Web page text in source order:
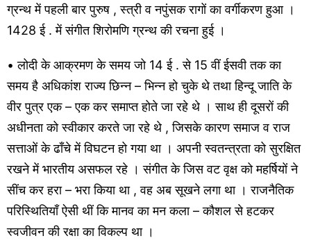
ग्रन्थ में पहली बार पुरुष , स्त्री व नपुंसक रागों का वर्गीकरण हुआ ।
1428 ई . में संगीत शिरोमणि ग्रन्थ की रचना हुई ।
• लोदी के आक्रमण के समय जो 14 ई . से 15 वीं ईसवी तक का
समय है अधिकांश राज्य छिन्न – भिन्न हो चुके थे तथा हिन्दू जाति के
वीर पुत्र एक – एक कर समाप्त होते जा रहे थे । साथ ही दूसरों की
अधीनता को स्वीकार करते जा रहे थे , जिसके कारण समाज व राज
सत्ताओं के ढाँचे में विघटन हो गया था । अपनी स्वतन्त्रता को सुरक्षित
रखने में भारतीय असफल रहे । संगीत के जिस वट वृक्ष को महर्षियों ने
सींच कर हरा – भरा किया था , वह अब सूखने लगा था । राजनैतिक
परिस्थितियाँ ऐसी थीं कि मानव का मन कला – कौशल से हटकर
स्वजीवन की रक्षा का विकल्प था ।